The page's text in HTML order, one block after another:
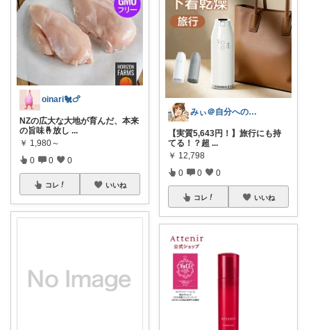
oinari🐔🍗
NZの広大な大地が育んだ、本来
の旨味🤞放し ...
￥ 1,980～
0 0 0
コレ いいね
みぃ＠自分へのご褒美グルメ
【実質5,643円！】旅行にも持
てる！？超 ...
￥ 12,798
0 0 0
コレ いいね